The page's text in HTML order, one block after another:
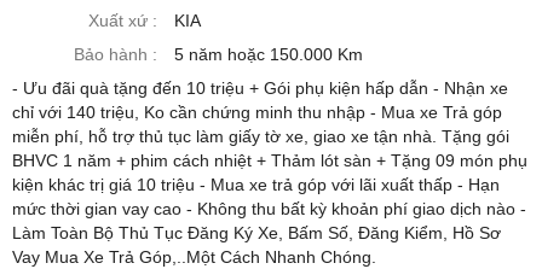
Xuất xứ :
KIA
Bảo hành :
5 năm hoặc 150.000 Km
- Ưu đãi quà tặng đến 10 triệu + Gói phụ kiện hấp dẫn - Nhận xe
chỉ với 140 triệu, Ko cần chứng minh thu nhập - Mua xe Trả góp
miễn phí, hỗ trợ thủ tục làm giấy tờ xe, giao xe tận nhà. Tặng gói
BHVC 1 năm + phim cách nhiệt + Thảm lót sàn + Tặng 09 món phụ
kiện khác trị giá 10 triệu - Mua xe trả góp với lãi xuất thấp - Hạn
mức thời gian vay cao - Không thu bất kỳ khoản phí giao dịch nào -
Làm Toàn Bộ Thủ Tục Đăng Ký Xe, Bấm Số, Đăng Kiểm, Hồ Sơ
Vay Mua Xe Trả Góp,..Một Cách Nhanh Chóng.